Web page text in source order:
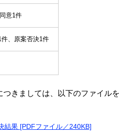
同意1件
件、原案否決1件
きましては、以下のファイルを
結果 [PDFファイル／240KB]